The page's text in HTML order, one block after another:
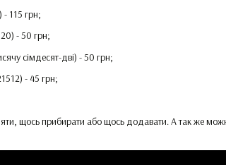
115 грн;
- 50 грн;
сімдесят-дві) - 50 грн;
- 45 грн;
щось прибирати або щось додавати. А так же